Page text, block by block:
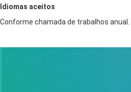
Idiomas aceitos
Conforme chamada de trabalhos anual.